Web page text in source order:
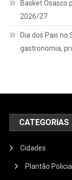
Basket Osasco
2026/27
Dia dos Pais no
gastronomia,
CATEGORIAS
Cidades
Plantão Policial